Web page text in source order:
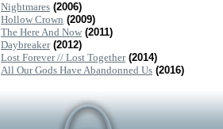
Nightmares (2006)
Hollow Crown (2009)
The Here And Now (2011)
Daybreaker (2012)
Lost Forever // Lost Together (2014)
All Our Gods Have Abandonned Us (2016)